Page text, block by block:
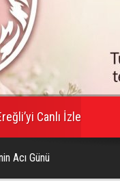
Canlı İzle
Acı Günü